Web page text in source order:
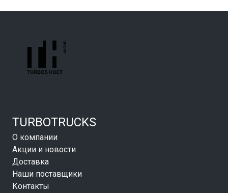
TURBOTRUCKS
О компании
Акции и новости
Доставка
Наши поставщики
Контакты